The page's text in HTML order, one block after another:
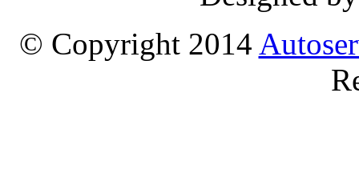
© Copyright 2014